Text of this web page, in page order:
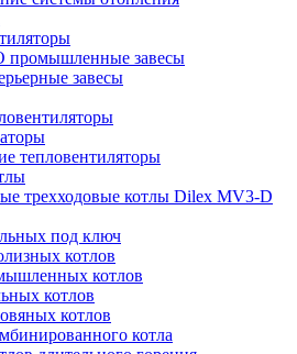
промышленные завесы
завесы
тепловентиляторы
трехходовые котлы Dilex MV3-D
под ключ
котлов
котлов
котлов
котлов
котла